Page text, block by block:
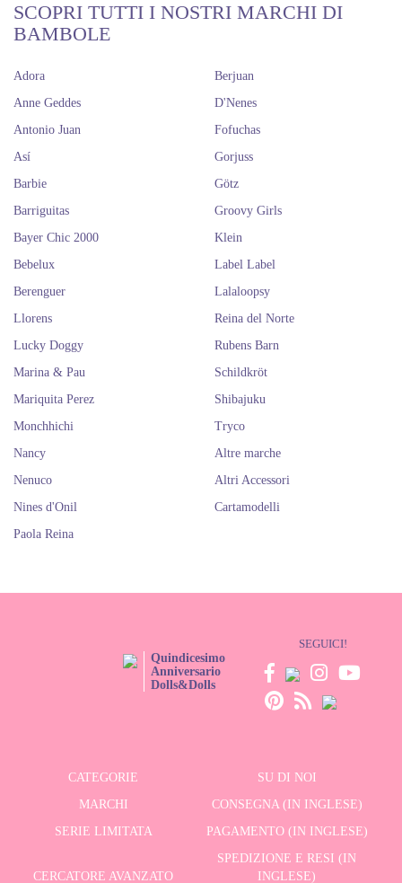
SCOPRI TUTTI I NOSTRI MARCHI DI
BAMBOLE
Adora
Anne Geddes
Antonio Juan
Así
Barbie
Barriguitas
Bayer Chic 2000
Bebelux
Berenguer
Berjuan
D'Nenes
Fofuchas
Gorjuss
Götz
Groovy Girls
Klein
Label Label
Lalaloopsy
Llorens
Lucky Doggy
Marina & Pau
Mariquita Perez
Monchhichi
Nancy
Nenuco
Nines d'Onil
Paola Reina
Reina del Norte
Rubens Barn
Schildkröt
Shibajuku
Tryco
Altre marche
Altri Accessori
Cartamodelli
Quindicesimo
Anniversario
Dolls&Dolls
SEGUICI!
CATEGORIE
SU DI NOI
MARCHI
CONSEGNA (IN INGLESE)
SERIE LIMITATA
PAGAMENTO (IN INGLESE)
CERCATORE AVANZATO
SPEDIZIONE E RESI (IN
INGLESE)